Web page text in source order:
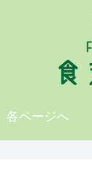
各ページへ